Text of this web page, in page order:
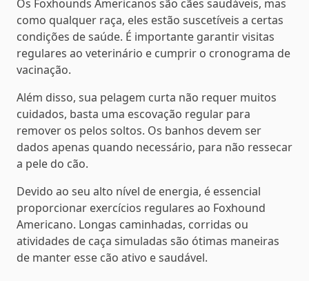
Os Foxhounds Americanos são cães saudáveis, mas
como qualquer raça, eles estão suscetíveis a certas
condições de saúde. É importante garantir visitas
regulares ao veterinário e cumprir o cronograma de
vacinação.
Além disso, sua pelagem curta não requer muitos
cuidados, basta uma escovação regular para
remover os pelos soltos. Os banhos devem ser
dados apenas quando necessário, para não ressecar
a pele do cão.
Devido ao seu alto nível de energia, é essencial
proporcionar exercícios regulares ao Foxhound
Americano. Longas caminhadas, corridas ou
atividades de caça simuladas são ótimas maneiras
de manter esse cão ativo e saudável.